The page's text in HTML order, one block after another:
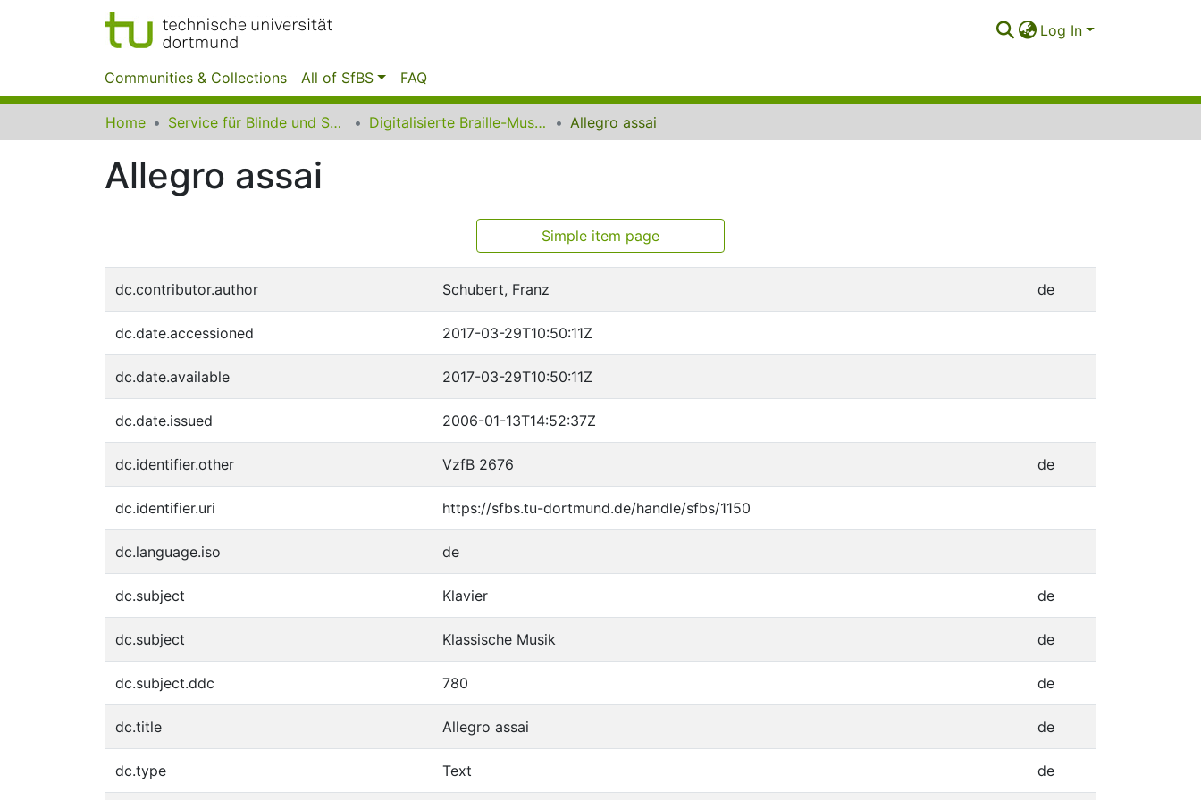
Log In
Communities & Collections All of SfBS FAQ
Home Service für Blinde und Sehbehinderte der UB Dortmund Digitalisierte Braille-Musik-Matrizen des VzfB Allegro assai
Allegro assai
Simple item page
dc.contributor.author Schubert, Franz de
dc.date.accessioned 2017-03-29T10:50:11Z
dc.date.available 2017-03-29T10:50:11Z
dc.date.issued 2006-01-13T14:52:37Z
dc.identifier.other VzfB 2676 de
dc.identifier.uri https://sfbs.tu-dortmund.de/handle/sfbs/1150
dc.language.iso de
dc.subject Klavier de
dc.subject Klassische Musik de
dc.subject.ddc 780 de
dc.title Allegro assai de
dc.type Text de